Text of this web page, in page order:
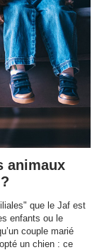
animaux
que le Jaf est
enfants ou le
couple marié
un chien : ce